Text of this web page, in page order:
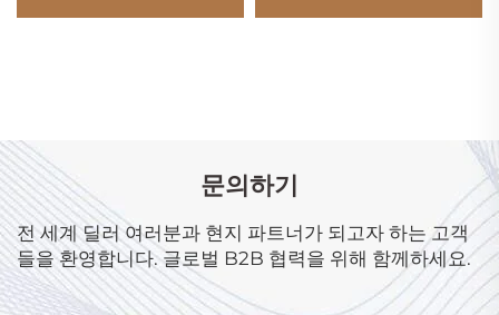
문의하기
전 세계 딜러 여러분과 현지 파트너가 되고자 하는 고객
들을 환영합니다. 글로벌 B2B 협력을 위해 함께하세요.